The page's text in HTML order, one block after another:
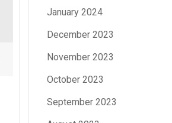
January 2024
December 2023
November 2023
October 2023
September 2023